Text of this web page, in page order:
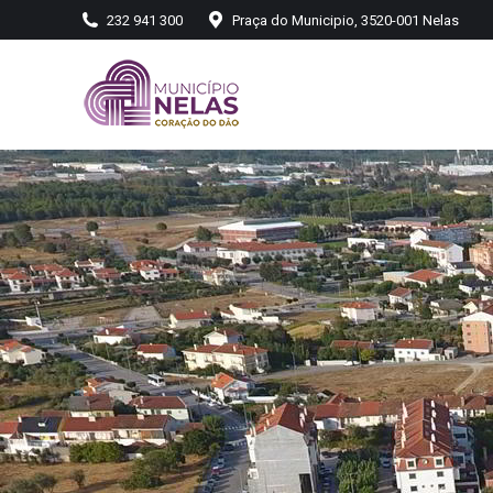
232 941 300 Praça do Municipio, 3520-001 Nelas